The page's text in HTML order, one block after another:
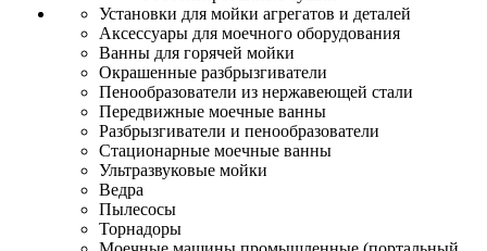
Установки для мойки агрегатов и деталей
Аксессуары для моечного оборудования
Ванны для горячей мойки
Окрашенные разбрызгиватели
Пенообразователи из нержавеющей стали
Передвижные моечные ванны
Разбрызгиватели и пенообразователи
Стационарные моечные ванны
Ультразвуковые мойки
Ведра
Пылесосы
Торнадоры